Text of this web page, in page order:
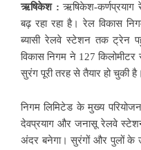
ऋषिकेश : ऋषिकेश-कर्णप्रयाग
बढ़ रहा रहा है। रेल विकास
ब्यासी रेलवे स्टेशन तक ट्रेन
विकास निगम ने 127
सुरंग पूरी तरह से तैयार हो चुकी है।
निगम लिमिटेड के मुख्य
देवप्रयाग और जनासू रेलवे
अंदर बनेगा। सुरंगों और पुलों के